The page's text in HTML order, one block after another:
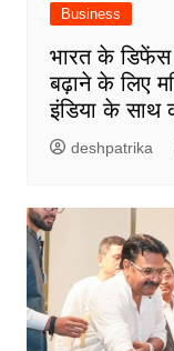
Business
भारत के
बढ़ाने के लिए
इंडिया के साथ
deshpatrika